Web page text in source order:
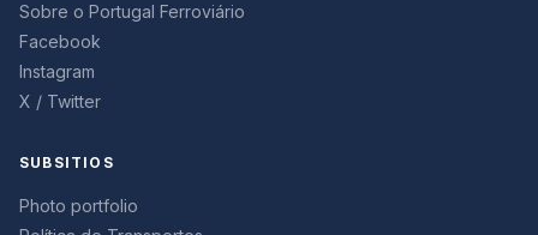
Sobre o Portugal Ferroviário
Facebook
Instagram
X / Twitter
SUBSITIOS
Photo portfolio